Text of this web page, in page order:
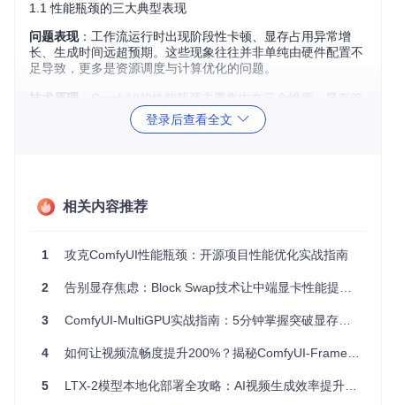
1.1 性能瓶颈的三大典型表现
问题表现：工作流运行时出现阶段性卡顿、显存占用异常增
长、生成时间远超预期。这些现象往往并非单纯由硬件配置不
足导致，更多是资源调度与计算优化的问题。
技术原理 ：ComfyUI的性能瓶颈主要集中在三个维度：显存管
理（模型加载与卸载）、计算效率（张量运算与并行处理）、
数据流转（节点间数据传递与缓存）。现代AI模型的计算密集
启用详细性能日志：
记录关键指标：模型加载时间、每节点执行耗时、显存占
用峰值
分析日志识别异常节点：重点关注执行时间超过10秒的节
点或显存占用突增点
效果验证 ：通过对比优化前后的以下指标判断改进效果：
工作流总执行时间减少>30%
显存峰值降低>25%
登录后查看全文
相关内容推荐
1 攻克ComfyUI性能瓶颈：开源项目性能优化实战指南
2 告别显存焦虑：Block Swap技术让中端显卡性能提升1.5倍
3 ComfyUI-MultiGPU实战指南：5分钟掌握突破显存限制的终极解决方案
4 如何让视频流畅度提升200%？揭秘ComfyUI-Frame-Interpolation的AI插值黑科技
5 LTX-2模型本地化部署全攻略：AI视频生成效率提升实战指南